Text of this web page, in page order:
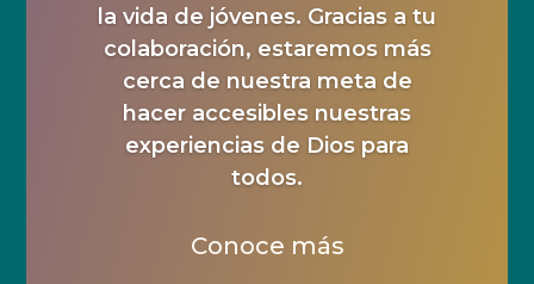
la vida de jóvenes. Gracias a tu
colaboración, estaremos más
cerca de nuestra meta de
hacer accesibles nuestras
experiencias de Dios para
todos.
Conoce más